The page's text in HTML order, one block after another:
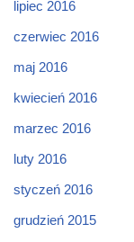
lipiec 2016
czerwiec 2016
maj 2016
kwiecień 2016
marzec 2016
luty 2016
styczeń 2016
grudzień 2015